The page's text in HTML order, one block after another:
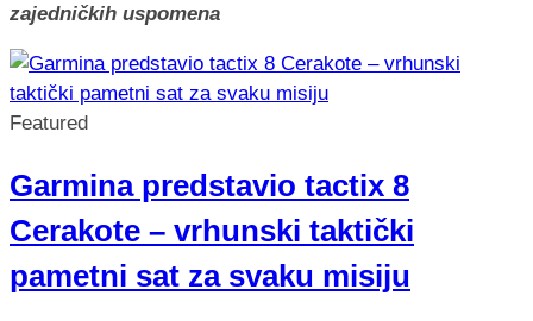
zajedničkih uspomena
Featured
Garmina predstavio tactix 8
Cerakote – vrhunski taktički
pametni sat za svaku misiju